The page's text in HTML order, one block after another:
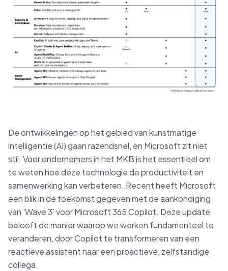
De ontwikkelingen op het gebied van kunstmatige
intelligentie (AI) gaan razendsnel, en Microsoft zit niet
stil. Voor ondernemers in het MKB is het essentieel om
te weten hoe deze technologie de productiviteit en
samenwerking kan verbeteren. Recent heeft Microsoft
een blik in de toekomst gegeven met de aankondiging
van 'Wave 3' voor Microsoft 365 Copilot. Deze update
belooft de manier waarop we werken fundamenteel te
veranderen, door Copilot te transformeren van een
reactieve assistent naar een proactieve, zelfstandige
collega.